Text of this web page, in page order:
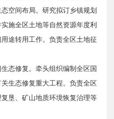
空间布局。研究拟订乡镇规划
施全区土地等自然资源年度利
途转用工作。负责全区土地征
生态修复。牵头组织编制全区国
生态修复重大工程。负责全区
垦、矿山地质环境恢复治理等